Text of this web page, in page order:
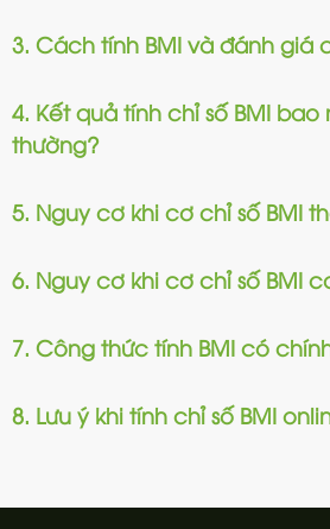
3. Cách tính BMI và đánh giá
4. Kết quả tính chỉ số BMI bao
thường?
5. Nguy cơ khi cơ chỉ số BMI
6. Nguy cơ khi cơ chỉ số BMI
7. Công thức tính BMI có
8. Lưu ý khi tính chỉ số BMI